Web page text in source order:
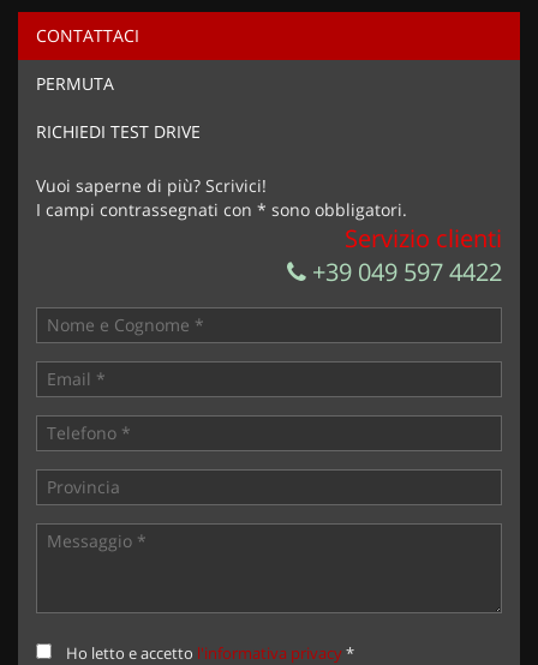
Ho letto e accettol'informativa privacy*
Acconsento al trattamento dei miei dati per finalità di
Invia la tua richiesta
CONTATTACI
PERMUTA
RICHIEDI TEST DRIVE
Vuoi saperne di più? Scrivici!
I campi contrassegnati con * sono obbligatori.
Servizio clienti
+39 049 597 4422
Ho letto e accetto l'informativa privacy*